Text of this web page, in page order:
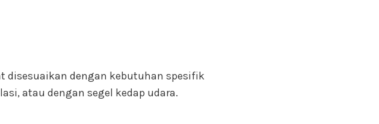
disesuaikan dengan kebutuhan spesifik
atau dengan segel kedap udara.